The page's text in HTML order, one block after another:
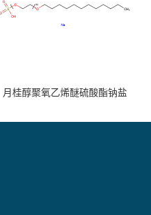
月桂醇聚氧乙烯醚硫酸酯钠盐